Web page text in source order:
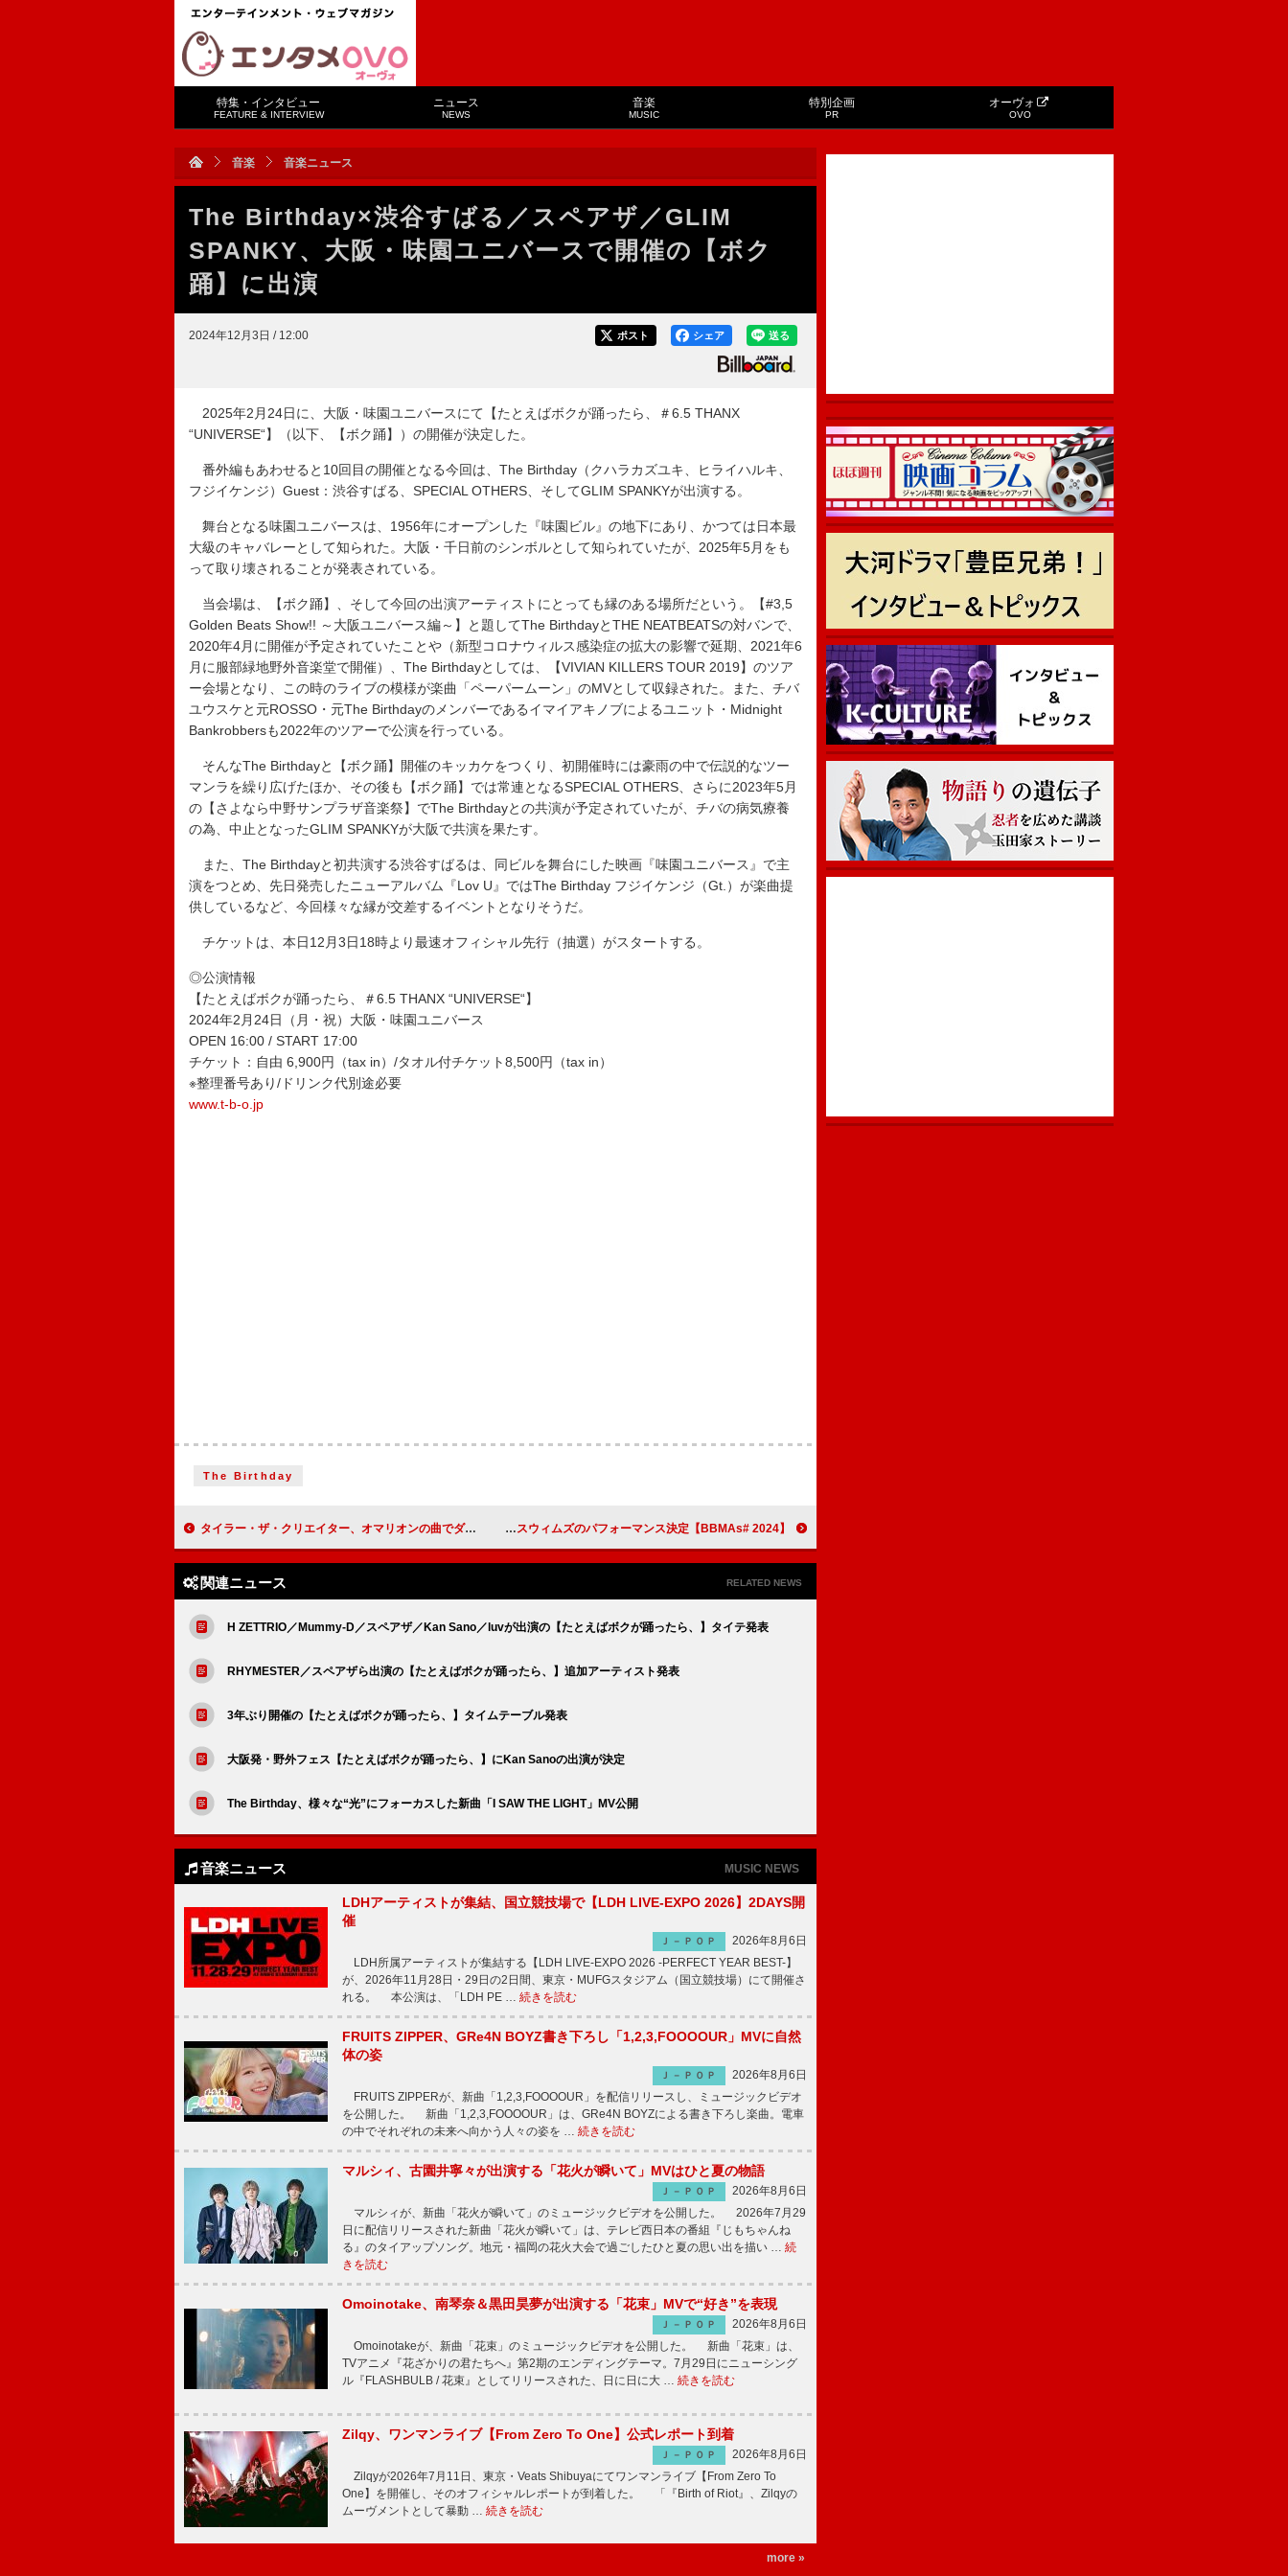
特集・インタビュー
FEATURE & INTERVIEW
ニュース
NEWS
音楽
MUSIC
特別企画
PR
オーヴォ
OVO
音楽 音楽ニュース
The Birthday×渋谷すばる／スペアザ／GLIM
SPANKY、大阪・味園ユニバースで開催の【ボク
踊】に出演
2024年12月3日 / 12:00 送る
シェア
ポスト
2025年2月24日に、大阪・味園ユニバースにて【たとえばボクが踊ったら、＃6.5 THANX
“UNIVERSE“】（以下、【ボク踊】）の開催が決定した。
番外編もあわせると10回目の開催となる今回は、The Birthday（クハラカズユキ、ヒライハルキ、
フジイケンジ）Guest：渋谷すばる、SPECIAL OTHERS、そしてGLIM SPANKYが出演する。
舞台となる味園ユニバースは、1956年にオープンした『味園ビル』の地下にあり、かつては日本最
大級のキャバレーとして知られた。大阪・千日前のシンボルとして知られていたが、2025年5月をも
って取り壊されることが発表されている。
当会場は、【ボク踊】、そして今回の出演アーティストにとっても縁のある場所だという。【#3,5
Golden Beats Show!! ～大阪ユニバース編～】と題してThe BirthdayとTHE NEATBEATSの対バンで、
2020年4月に開催が予定されていたことや（新型コロナウィルス感染症の拡大の影響で延期、2021年6
月に服部緑地野外音楽堂で開催）、The Birthdayとしては、【VIVIAN KILLERS TOUR 2019】のツア
ー会場となり、この時のライブの模様が楽曲「ペーパームーン」のMVとして収録された。また、チバ
ユウスケと元ROSSO・元The Birthdayのメンバーであるイマイアキノブによるユニット・Midnight
Bankrobbersも2022年のツアーで公演を行っている。
そんなThe Birthdayと【ボク踊】開催のキッカケをつくり、初開催時には豪雨の中で伝説的なツー
マンラを繰り広げたほか、その後も【ボク踊】では常連となるSPECIAL OTHERS、さらに2023年5月
の【さよなら中野サンプラザ音楽祭】でThe Birthdayとの共演が予定されていたが、チバの病気療養
の為、中止となったGLIM SPANKYが大阪で共演を果たす。
また、The Birthdayと初共演する渋谷すばるは、同ビルを舞台にした映画『味園ユニバース』で主
演をつとめ、先日発売したニューアルバム『Lov U』ではThe Birthday フジイケンジ（Gt.）が楽曲提
供しているなど、今回様々な縁が交差するイベントとなりそうだ。
チケットは、本日12月3日18時より最速オフィシャル先行（抽選）がスタートする。
◎公演情報
【たとえばボクが踊ったら、＃6.5 THANX “UNIVERSE“】
2024年2月24日（月・祝）大阪・味園ユニバース
OPEN 16:00 / START 17:00
チケット：自由 6,900円（tax in）/タオル付チケット8,500円（tax in）
※整理番号あり/ドリンク代別途必要
www.t-b-o.jp
The Birthday
タイラー・ザ・クリエイター、オマリオンの曲でダンスを披露する中学時代の映像投稿 【2024 #BBMAs】SEVENTEEN／テディ・スウィムズのパフォーマンス決定
関連ニュース RELATED NEWS
H ZETTRIO／Mummy-D／スペアザ／Kan Sano／luvが出演の【たとえばボクが踊ったら、】タイテ発表
RHYMESTER／スペアザら出演の【たとえばボクが踊ったら、】追加アーティスト発表
3年ぶり開催の【たとえばボクが踊ったら、】タイムテーブル発表
大阪発・野外フェス【たとえばボクが踊ったら、】にKan Sanoの出演が決定
The Birthday、様々な“光”にフォーカスした新曲「I SAW THE LIGHT」MV公開
音楽ニュース MUSIC NEWS
LDHアーティストが集結、国立競技場で【LDH LIVE-EXPO 2026】2DAYS開
催
Ｊ－ＰＯＰ
2026年8月6日
LDH所属アーティストが集結する【LDH LIVE-EXPO 2026 -PERFECT YEAR BEST-】
が、2026年11月28日・29日の2日間、東京・MUFGスタジアム（国立競技場）にて開催さ
れる。 本公演は、「LDH PE … 続きを読む
FRUITS ZIPPER、GRe4N BOYZ書き下ろし「1,2,3,FOOOOUR」MVに自然
体の姿
Ｊ－ＰＯＰ
2026年8月6日
FRUITS ZIPPERが、新曲「1,2,3,FOOOOUR」を配信リリースし、ミュージックビデオ
を公開した。 新曲「1,2,3,FOOOOUR」は、GRe4N BOYZによる書き下ろし楽曲。電車
の中でそれぞれの未来へ向かう人々の姿を … 続きを読む
マルシィ、古園井寧々が出演する「花火が瞬いて」MVはひと夏の物語
Ｊ－ＰＯＰ
2026年8月6日
マルシィが、新曲「花火が瞬いて」のミュージックビデオを公開した。 2026年7月29
日に配信リリースされた新曲「花火が瞬いて」は、テレビ西日本の番組『じもちゃんね
る』のタイアップソング。地元・福岡の花火大会で過ごしたひと夏の思い出を描い … 続
きを読む
Omoinotake、南琴奈＆黒田昊夢が出演する「花束」MVで“好き”を表現
Ｊ－ＰＯＰ
2026年8月6日
Omoinotakeが、新曲「花束」のミュージックビデオを公開した。 新曲「花束」は、
TVアニメ『花ざかりの君たちへ』第2期のエンディングテーマ。7月29日にニューシング
ル『FLASHBULB / 花束』としてリリースされた、日に日に大 … 続きを読む
Zilqy、ワンマンライブ【From Zero To One】公式レポート到着
Ｊ－ＰＯＰ
2026年8月6日
Zilqyが2026年7月11日、東京・Veats Shibuyaにてワンマンライブ【From Zero To
One】を開催し、そのオフィシャルレポートが到着した。 「『Birth of Riot』、Zilqyの
ムーヴメントとして暴動 … 続きを読む
more »